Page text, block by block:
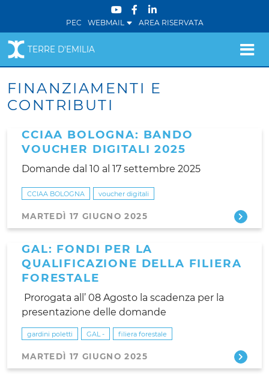
PEC WEBMAIL AREA RISERVATA
TERRE D'EMILIA
FINANZIAMENTI E
CONTRIBUTI
CCIAA BOLOGNA: BANDO
VOUCHER DIGITALI 2025
Domande dal 10 al 17 settembre 2025
CCIAA BOLOGNA voucher digitali
MARTEDÌ 17 GIUGNO 2025
GAL: FONDI PER LA
QUALIFICAZIONE DELLA FILIERA
FORESTALE
Prorogata all’ 08 Agosto la scadenza per la
presentazione delle domande
gardini poletti GAL - filiera forestale
MARTEDÌ 17 GIUGNO 2025